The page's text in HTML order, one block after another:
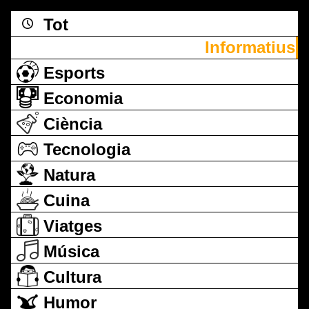
Tot
Informatius
Esports
Economia
Ciència
Tecnologia
Natura
Cuina
Viatges
Música
Cultura
Humor